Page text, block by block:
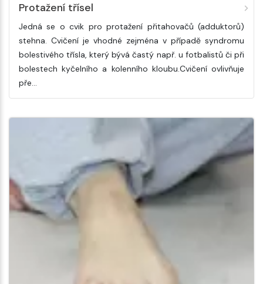
Protažení třísel
Jedná se o cvik pro protažení přitahovačů (adduktorů)
stehna. Cvičení je vhodné zejména v případě syndromu
bolestivého třísla, který bývá častý např. u fotbalistů či při
bolestech kyčelního a kolenního kloubu.Cvičení ovlivňuje
pře…